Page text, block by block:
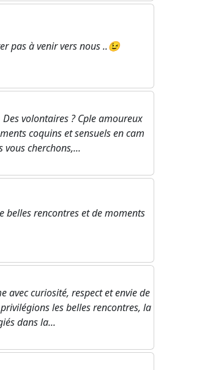
pas à venir vers nous ..😉
volontaires ? Cple amoureux
coquins et sensuels en cam
cherchons,...
belles rencontres et de moments
avec curiosité, respect et envie de
les belles rencontres, la
dans la...